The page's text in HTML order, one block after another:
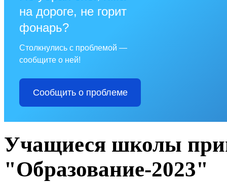
на дороге, не горит
фонарь?
Столкнулись с проблемой —
сообщите о ней!
Сообщить о проблеме
Учащиеся школы
"Образование-2023"